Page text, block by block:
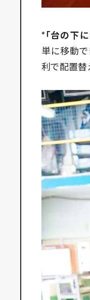
*「台の下に
単に移動で
利で配置替